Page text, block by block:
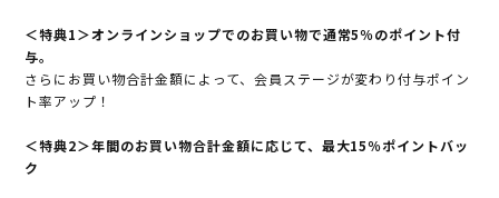
＜特典1＞オンラインショップでのお買い物で通常5％のポイント付
与。
さらにお買い物合計金額によって、会員ステージが変わり付与ポイン
ト率アップ！
＜特典2＞年間のお買い物合計金額に応じて、最大15％ポイントバッ
ク